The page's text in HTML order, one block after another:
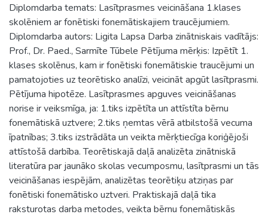
Diplomdarba temats: Lasītprasmes veicināšana 1.klases
skolēniem ar fonētiski fonemātiskajiem traucējumiem.
Diplomdarba autors: Ligita Lapsa Darba zinātniskais vadītājs:
Prof., Dr. Paed., Sarmīte Tūbele Pētījuma mērķis: Izpētīt 1.
klases skolēnus, kam ir fonētiski fonemātiskie traucējumi un
pamatojoties uz teorētisko analīzi, veicināt apgūt lasītprasmi.
Pētījuma hipotēze. Lasītprasmes apguves veicināšanas
norise ir veiksmīga, ja: 1.tiks izpētīta un attīstīta bērnu
fonemātiskā uztvere; 2.tiks ņemtas vērā atbilstošā vecuma
īpatnības; 3.tiks izstrādāta un veikta mērķtiecīga koriģējoši
attīstošā darbība. Teorētiskajā daļā analizēta zinātniskā
literatūra par jaunāko skolas vecumposmu, lasītprasmi un tās
veicināšanas iespējām, analizētas teorētiķu atziņas par
fonētiski fonemātisko uztveri. Praktiskajā daļā tika
raksturotas darba metodes, veikta bērnu fonemātiskās